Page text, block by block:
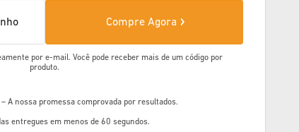
Compre Agora
por e-mail. Você pode receber mais de um código por
produto.
A nossa promessa comprovada por resultados.
entregues em menos de 60 segundos.